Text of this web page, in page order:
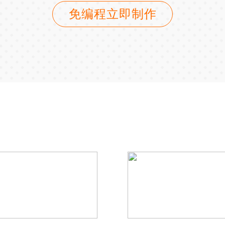
免编程立即制作